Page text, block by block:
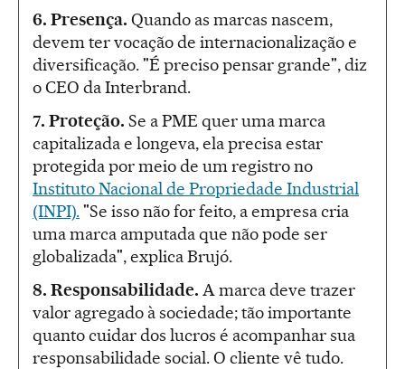
6. Presença. Quando as marcas nascem,
devem ter vocação de internacionalização e
diversificação. "É preciso pensar grande", diz
o CEO da Interbrand.
7. Proteção. Se a PME quer uma marca
capitalizada e longeva, ela precisa estar
protegida por meio de um registro no
Instituto Nacional de Propriedade Industrial
(INPI)."Se isso não for feito, a empresa cria
uma marca amputada que não pode ser
globalizada", explica Brujó.
8. Responsabilidade. A marca deve trazer
valor agregado à sociedade; tão importante
quanto cuidar dos lucros é acompanhar sua
responsabilidade social. O cliente vê tudo.